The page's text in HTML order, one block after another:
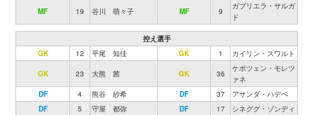
MF 19 谷川 萌々子 MF 9
ガブリエラ・サルガ
ド
控え選手
GK
12 平尾 知佳 GK 1 カイリン・スワルト
GK 23 大熊 茜 GK 36
ケボツェン・モレツ
ァネ
DF
4 熊谷 紗希 DF 37
アサンダ・ハデベ
DF
5 守屋 都弥 DF 17
シネググ・ゾンディ